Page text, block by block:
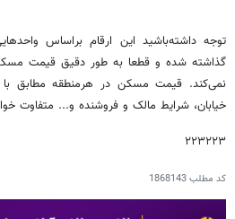
توجه داشته‌باشید این ارقام براساس
گذاشته شده و قطعا به طور دقیق قیمت
نمی‌کند. قیمت مسکن در هرمنطقه مطابق با
خیابان، شرایط مالک و فروشنده و... متفاوت
۲۲۳۲۲۳
کد مطلب1868143